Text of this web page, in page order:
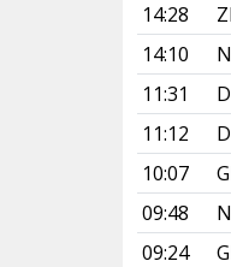
14:28
14:10
11:31
11:12
10:07
09:48
09:24